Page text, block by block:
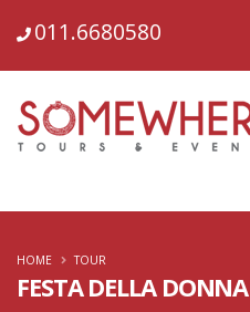
011.6680580
FESTA DELLA DONNA
HOME TOUR